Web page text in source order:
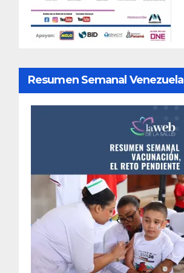
Resumen Semanal Venezuela